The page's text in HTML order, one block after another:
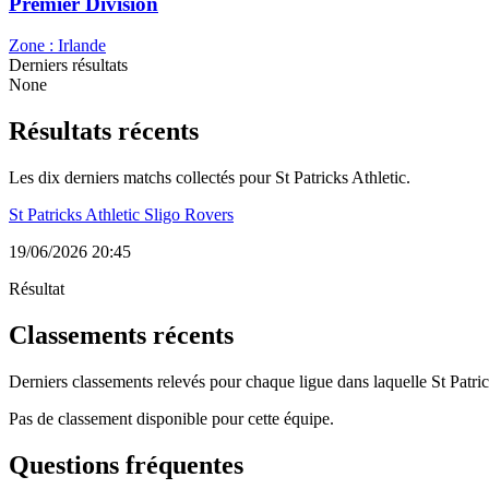
Zone : Irlande
Derniers résultats
None
Résultats récents
Les dix derniers matchs collectés pour St Patricks Athletic.
St Patricks Athletic Sligo Rovers
19/06/2026 20:45
Résultat
Classements récents
Derniers classements relevés pour chaque ligue dans laquelle St
Pas de classement disponible pour cette équipe.
Questions fréquentes